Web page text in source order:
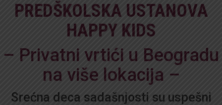
PREDŠKOLSKA USTANOVA
HAPPY KIDS
– Privatni vrtići u Beogradu
na više lokacija –
Srećna deca sadašnjosti su uspešni